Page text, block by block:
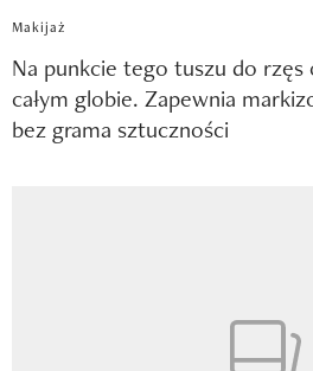
Makijaż
Na punkcie tego tuszu do rzęs
całym globie. Zapewnia
bez grama sztuczności